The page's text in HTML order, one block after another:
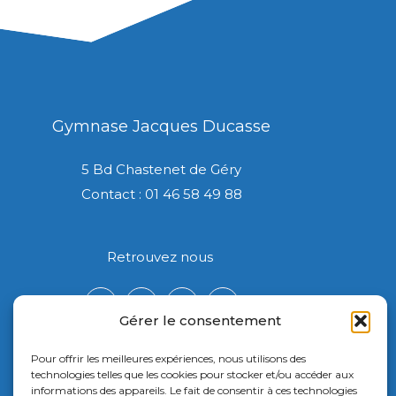
Gérer le consentement
Pour offrir les meilleures expériences, nous utilisons des
technologies telles que les cookies pour stocker et/ou accéder aux
informations des appareils. Le fait de consentir à ces technologies
Gymnase Jacques Ducasse
5 Bd Chastenet de Géry
Contact : 01 46 58 49 88
Retrouvez nous